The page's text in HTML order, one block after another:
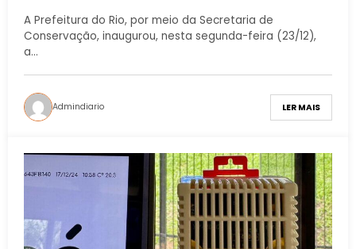
A Prefeitura do Rio, por meio da Secretaria de
Conservação, inaugurou, nesta segunda-feira (23/12),
a…
Admindiario LER MAIS